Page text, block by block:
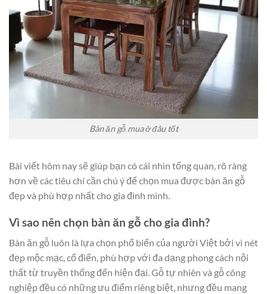
Bàn ăn gỗ mua ở đâu tốt
Bài viết hôm nay sẽ giúp bạn có cái nhìn tổng quan, rõ ràng
hơn về các tiêu chí cần chú ý để chọn mua được bàn ăn gỗ
đẹp và phù hợp nhất cho gia đình mình.
Vì sao nên chọn bàn ăn gỗ cho gia đình?
Bàn ăn gỗ luôn là lựa chọn phổ biến của người Việt bởi vì nét
đẹp mộc mạc, cổ điển, phù hợp với đa dạng phong cách nội
thất từ truyền thống đến hiện đại. Gỗ tự nhiên và gỗ công
nghiệp đều có những ưu điểm riêng biệt, nhưng đều mang